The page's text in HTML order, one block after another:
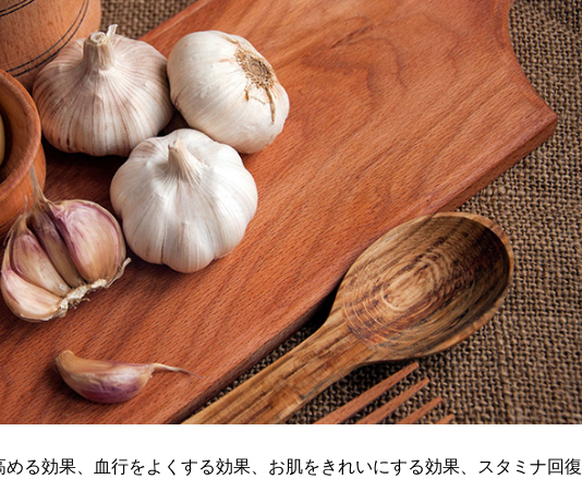
る効果、血行をよくする効果、お肌をきれいにする効果、スタミナ回復